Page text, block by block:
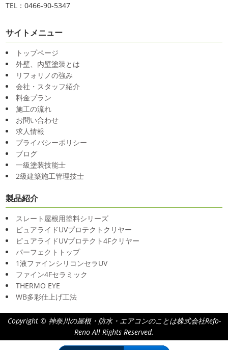
TEL：0466-90-5347
サイトメニュー
トップページ
外壁、内壁塗装とは
リフォリノの強み
会社・スタッフ紹介
料金プラン
施工の流れ
お問い合わせ
求人情報
プライバシーポリシー
ブログ
一級塗装技能士
2級建築施工管理技士
製品紹介
スレート屋根用塗料シリーズ
ピュアライドUVプロテクトクリヤー
ピュアライドUVプロテクト4Fクリヤー
パーフェクトトップ
1液ファインシリコンセラUV
ファイン4Fセラミック
THERMO EYE
WB多彩仕上げ工法
Copyright © 神奈川の屋根・防水・エアコンのことは株式会社Refo-
Reno All Rights Reserved.